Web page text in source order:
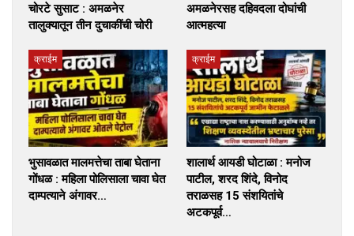
चोरटे सुसाट : अमळनेर
तालुक्यातून तीन दुचाकींची चोरी
अमळनेरसह दहिवदला दोघांची
आत्महत्या
क्राईम
भुसावळात मालमत्तेचा ताबा घेताना
गोंधळ : महिला पोलिसाला चावा घेत
दाम्पत्याने अंगावर…
क्राईम
शालार्थ आयडी घोटाळा : मनोज
पाटील, शरद शिंदे, विनोद
तराळसह 15 संशयितांचे
अटकपूर्व…